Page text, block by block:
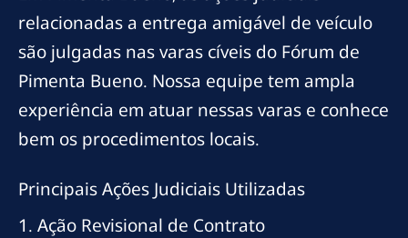
relacionadas a entrega amigável de veículo
são julgadas nas varas cíveis do Fórum de
Pimenta Bueno. Nossa equipe tem ampla
experiência em atuar nessas varas e conhece
bem os procedimentos locais.
Principais Ações Judiciais Utilizadas
1. Ação Revisional de Contrato